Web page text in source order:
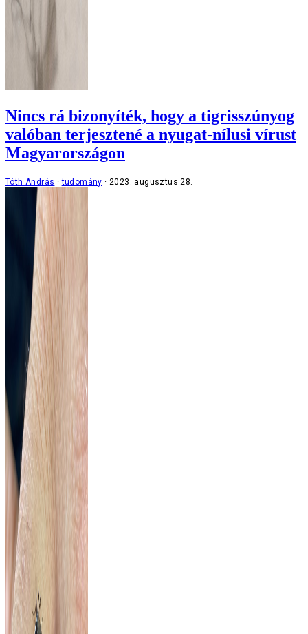
Nincs rá bizonyíték, hogy a tigrisszúnyog
valóban terjesztené a nyugat-nílusi vírust
Magyarországon
Tóth András tudomány 2023. augusztus 28.